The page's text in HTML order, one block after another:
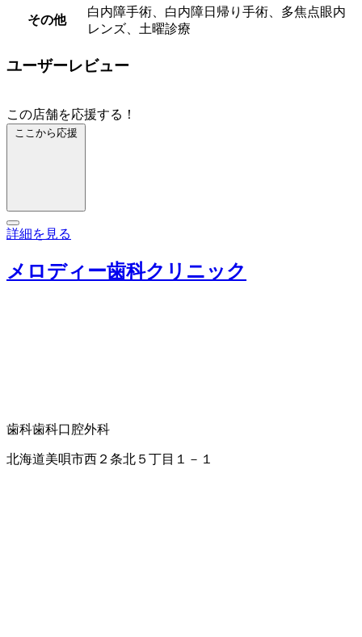
その他
⽩内障⼿術、白内障日帰り手術、多焦点眼内
レンズ、土曜診療
ユーザーレビュー
この店舗を応援する！
ここから応援
詳細を見る
メロディー歯科クリニック
歯科歯科口腔外科
北海道美唄市西２条北５丁目１－１